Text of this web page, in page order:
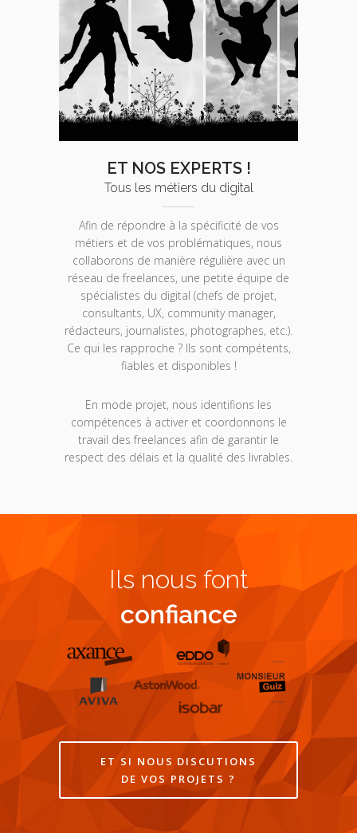
ET NOS EXPERTS !
Tous les métiers du digital
Afin de répondre à la spécificité de vos
métiers et de vos problématiques, nous
collaborons de manière régulière avec un
réseau de freelances, une petite équipe de
spécialistes du digital (chefs de projet,
consultants, UX, community manager,
rédacteurs, journalistes, photographes, etc.).
Ce qui les rapproche ? Ils sont compétents,
fiables et disponibles !
En mode projet, nous identifions les
compétences à activer et coordonnons le
travail des freelances afin de garantir le
respect des délais et la qualité des livrables.
Ils nous font
confiance
ET SI NOUS DISCUTIONS
DE VOS PROJETS ?